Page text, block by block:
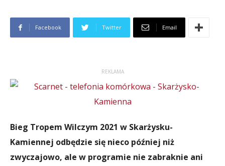
Facebook Twitter Email
REKLAMA
Bieg Tropem Wilczym 2021 w Skarżysku-
Kamiennej odbędzie się nieco później niż
zwyczajowo, ale w programie nie zabraknie ani